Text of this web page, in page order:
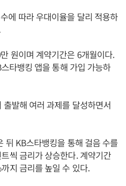
에 따라 우대이율을 달리 적용하
원이며 계약기간은 6개월이다.
타뱅킹 앱을 통해 가입 가능하
발해 여러 과제를 달성하면서
뒤 KB스타뱅킹을 통해 걸음 수를
씩 금리가 상승한다. 계약기간
지 금리를 높일 수 있다.